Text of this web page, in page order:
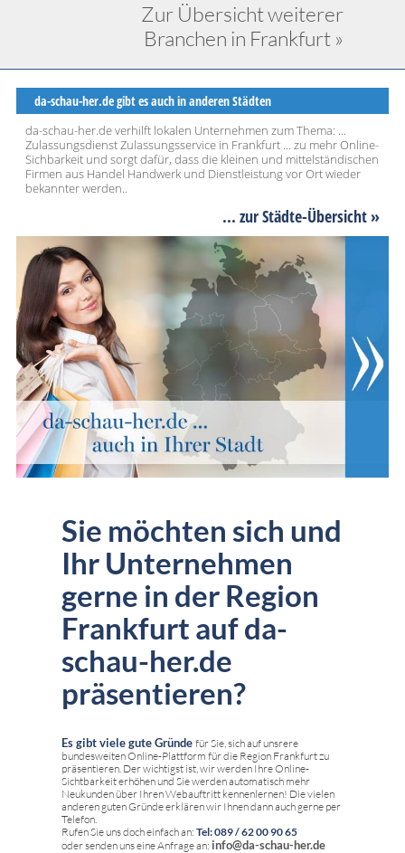
Zur Übersicht weiterer
Branchen in Frankfurt »
da-schau-her.de gibt es auch in anderen Städten
da-schau-her.de verhilft lokalen Unternehmen zum Thema: ...
Zulassungsdienst Zulassungsservice in Frankfurt ... zu mehr Online-
Sichbarkeit und sorgt dafür, dass die kleinen und mittelständischen
Firmen aus Handel Handwerk und Dienstleistung vor Ort wieder
bekannter werden..
... zur Städte-Übersicht »
Sie möchten sich und
Ihr Unternehmen
gerne in der Region
Frankfurt auf da-
schau-her.de
präsentieren?
Es gibt viele gute Gründe für Sie, sich auf unsrere
bundesweiten Online-Plattform für die Region Frankfurt zu
präsentieren. Der wichtigst ist, wir werden Ihre Online-
Sichtbarkeit erhöhen und Sie werden automatisch mehr
Neukunden über Ihren Webauftritt kennenlernen! Die vielen
anderen guten Gründe erklären wir Ihnen dann auch gerne per
Telefon.
Rufen Sie uns doch einfach an: Tel: 089 / 62 00 90 65
oder senden uns eine Anfrage an: info@da-schau-her.de